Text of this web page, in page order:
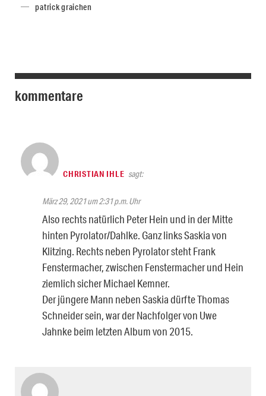
patrick graichen
kommentare
CHRISTIAN IHLE sagt:
März 29, 2021 um 2:31 p.m. Uhr
Also rechts natürlich Peter Hein und in der Mitte
hinten Pyrolator/Dahlke. Ganz links Saskia von
Klitzing. Rechts neben Pyrolator steht Frank
Fenstermacher, zwischen Fenstermacher und Hein
ziemlich sicher Michael Kemner.
Der jüngere Mann neben Saskia dürfte Thomas
Schneider sein, war der Nachfolger von Uwe
Jahnke beim letzten Album von 2015.